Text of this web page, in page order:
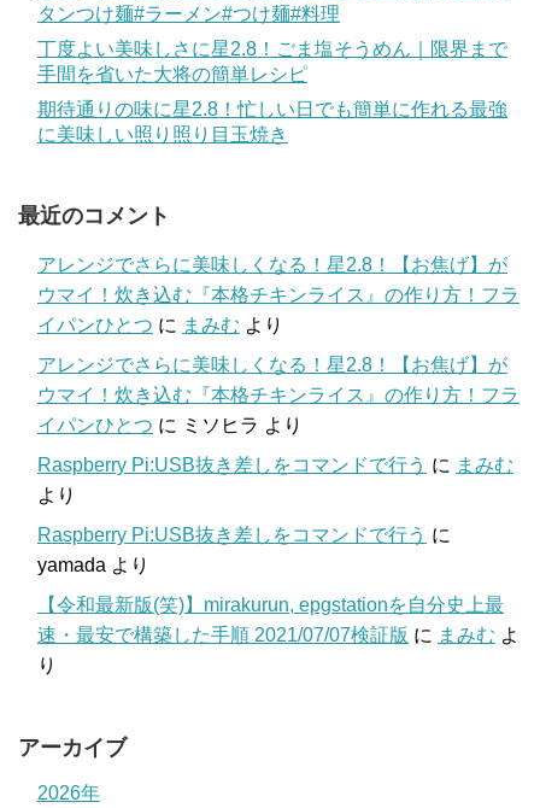
タンつけ麺#ラーメン#つけ麺#料理
丁度よい美味しさに星2.8！ごま塩そうめん｜限界まで
手間を省いた大将の簡単レシピ
期待通りの味に星2.8！忙しい日でも簡単に作れる最強
に美味しい照り照り目玉焼き
最近のコメント
アレンジでさらに美味しくなる！星2.8！【お焦げ】が
ウマイ！炊き込む『本格チキンライス』の作り方！フラ
イパンひとつ に まみむ より
アレンジでさらに美味しくなる！星2.8！【お焦げ】が
ウマイ！炊き込む『本格チキンライス』の作り方！フラ
イパンひとつ に ミソヒラ より
Raspberry Pi:USB抜き差しをコマンドで行う に まみむ
より
Raspberry Pi:USB抜き差しをコマンドで行う に
yamada より
【令和最新版(笑)】mirakurun, epgstationを自分史上最
速・最安で構築した手順 2021/07/07検証版 に まみむ よ
り
アーカイブ
2026年